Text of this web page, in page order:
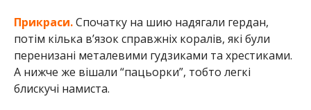
Прикраси.Спочатку на шию надягали гердан,
потім кілька в’язок справжніх коралів, які були
перенизані металевими гудзиками та хрестиками.
А нижче же вішали “пацьорки”, тобто легкі
блискучі намиста.